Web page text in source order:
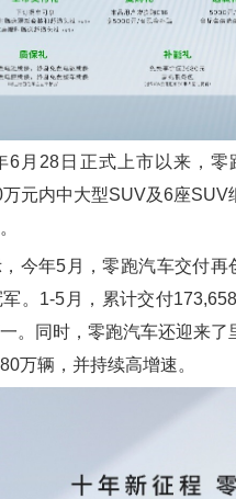
28日正式上市以来，零
元内中大型SUV及6座
年5月，零跑汽车交付再
。1-5月，累计交付
。同时，零跑汽车还迎来
万辆，并持续高增速。